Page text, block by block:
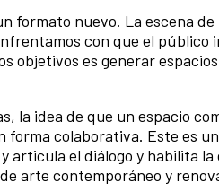
formato nuevo. La escena de
con que el
objetivos es generar
la idea de que un espacio
forma colaborativa. Este es
articula el diálogo y habilita
arte contemporáneo y